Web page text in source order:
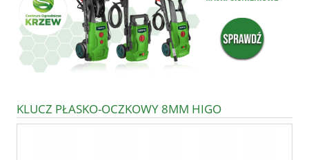
KLUCZ PŁASKO-OCZKOWY 8MM HIGO